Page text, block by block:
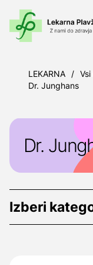
LEKARNA /
Dr. Junghans
Dr.
pinceta.
Izberi